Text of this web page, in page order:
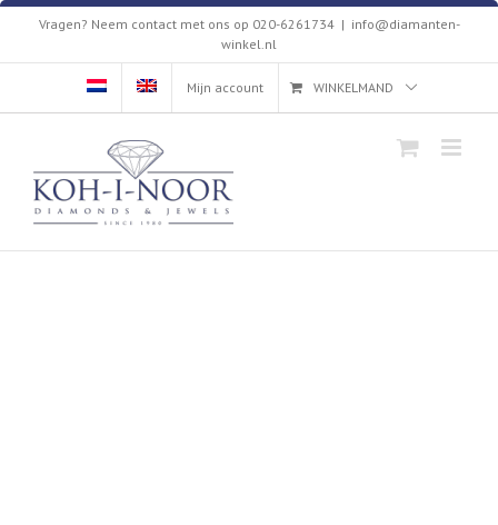
Skip
content
Vragen? Neem contact met ons op 020-6261734 | info@diamanten-
winkel.nl
Mijn account WINKELMAND